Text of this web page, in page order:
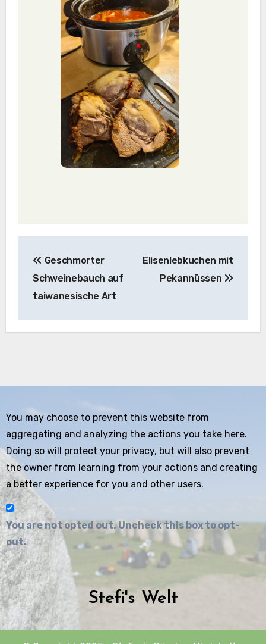
Geschmorter
Schweinebauch auf
taiwanesische Art
Elisenlebkuchen mit
Pekannüssen
You may choose to prevent this website from
aggregating and analyzing the actions you take here.
Doing so will protect your privacy, but will also prevent
the owner from learning from your actions and creating
a better experience for you and other users.
You are not opted out. Uncheck this box to opt-
out.
Stefi's Welt